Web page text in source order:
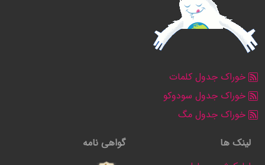
خوراک جدول کلمات
خوراک جدول سودوکو
خوراک جدول مگ
لینک ها
گواهی نامه